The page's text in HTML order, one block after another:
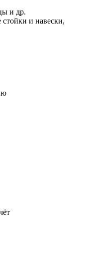
и др.
и навески,